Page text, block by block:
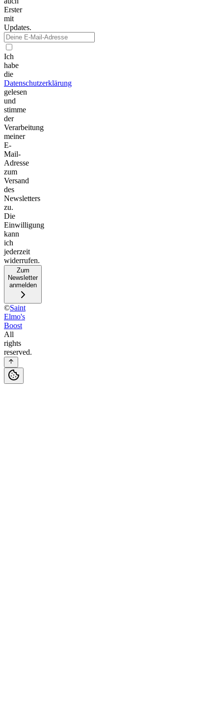
Erster
mit
Updates.
Ich
habe
die
Datenschutzerklärung
gelesen
und
stimme
der
Verarbeitung
meiner
E-
Mail-
Adresse
zum
Versand
des
Newsletters
zu.
Die
Einwilligung
kann
ich
jederzeit
widerrufen.
Zum
Newsletter
anmelden
©Saint
Elmo's
Boost
All
rights
reserved.